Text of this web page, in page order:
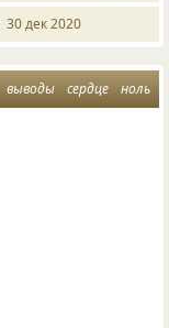
30 дек 2020
выводы сердце ноль